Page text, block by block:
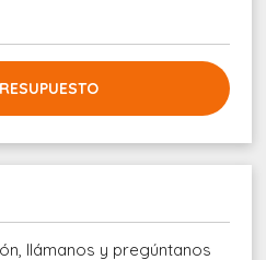
llámanos y pregúntanos